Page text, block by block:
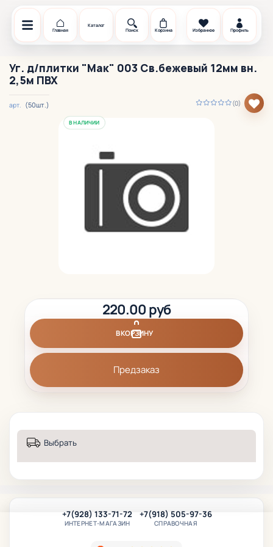
Главная
Каталог
Поиск
Корзина Избранное Профиль
Уг. д/плитки "Мак" 003 Св.бежевый 12мм вн.
2,5м ПВХ
(0)
арт. (50шт.)
В НАЛИЧИИ
220.00 руб
В КОРЗИНУ
Предзаказ
Выбрать
+7(928) 133-71-72
ИНТЕРНЕТ-МАГАЗИН
+7(918) 505-97-36
СПРАВОЧНАЯ